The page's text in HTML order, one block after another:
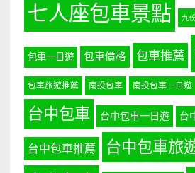
七人座包車景點 九
包車一日遊 包車價格 包車推薦
包車旅遊推薦 南投包車 南投包車一日遊
台中包車 台中包車一日遊 台
台中包車推薦 台中包車旅